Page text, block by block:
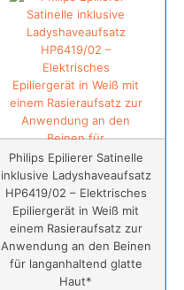
Philips Epilierer Satinelle
inklusive Ladyshaveaufsatz
HP6419/02 – Elektrisches
Epiliergerät in Weiß mit
einem Rasieraufsatz zur
Anwendung an den Beinen
für langanhaltend glatte
Haut*